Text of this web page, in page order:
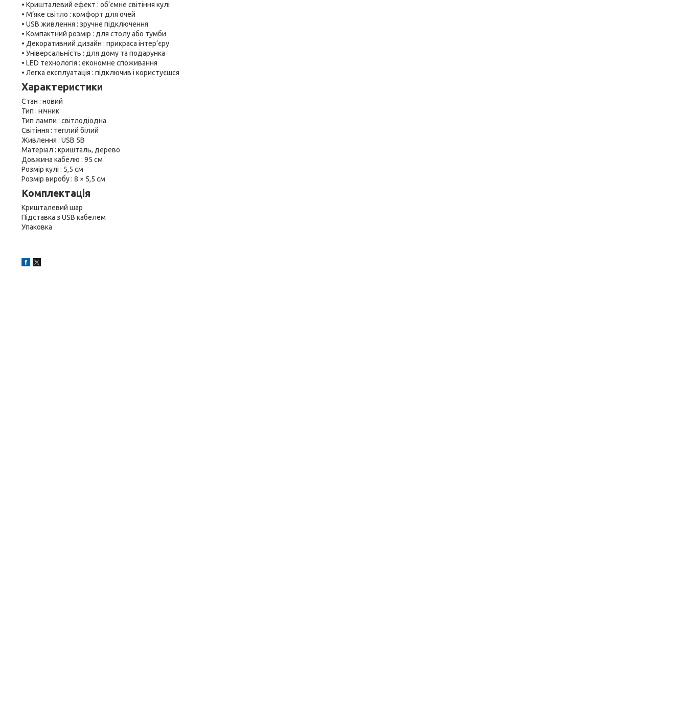
• Кришталевий ефект : об’ємне світіння кулі
• М’яке світло : комфорт для очей
• USB живлення : зручне підключення
• Компактний розмір : для столу або тумби
• Декоративний дизайн : прикраса інтер’єру
• Універсальність : для дому та подарунка
• LED технологія : економне споживання
• Легка експлуатація : підключив і користуєшся
Характеристики
Стан : новий
Тип : нічник
Тип лампи : світлодіодна
Світіння : теплий білий
Живлення : USB 5В
Матеріал : кришталь, дерево
Довжина кабелю : 95 см
Розмір кулі : 5,5 см
Розмір виробу : 8 × 5,5 см
Комплектація
Кришталевий шар
Підставка з USB кабелем
Упаковка